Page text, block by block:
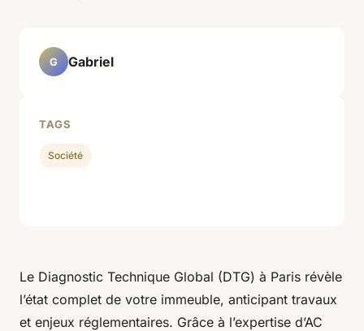
Le Diagnostic Technique Global (DTG) à Paris révèle
l’état complet de votre immeuble, anticipant travaux
et enjeux réglementaires. Grâce à l’expertise d’AC
G Gabriel
TAGS
Société